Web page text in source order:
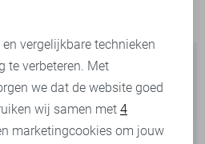
vergelijkbare technieken
te verbeteren. Met
we dat de website goed
wij samen met 4
marketingcookies om jouw